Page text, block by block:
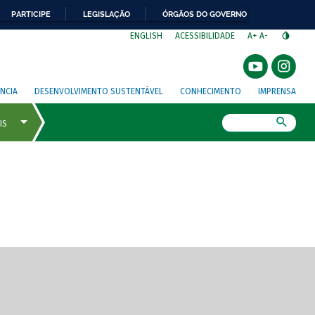
PARTICIPE LEGISLAÇÃO ÓRGÃOS DO GOVERNO
ENGLISH ACESSIBILIDADE A+ A-
DESENVOLVIMENTO SUSTENTÁVEL CONHECIMENTO IMPRENSA
de tela